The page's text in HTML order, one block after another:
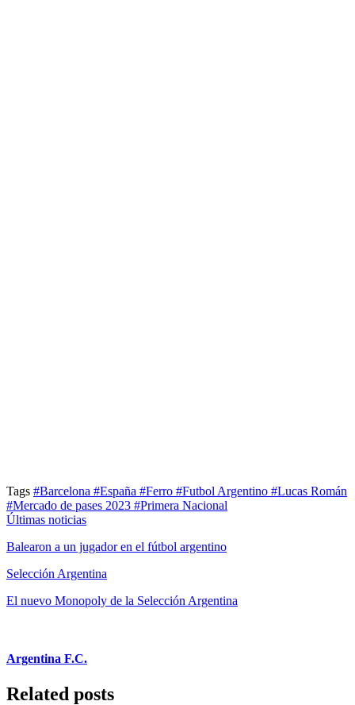
Tags #Barcelona #España #Ferro #Futbol Argentino #Lucas Román
#Mercado de pases 2023 #Primera Nacional
Últimas noticias
Balearon a un jugador en el fútbol argentino
Selección Argentina
El nuevo Monopoly de la Selección Argentina
Argentina F.C.
Related posts